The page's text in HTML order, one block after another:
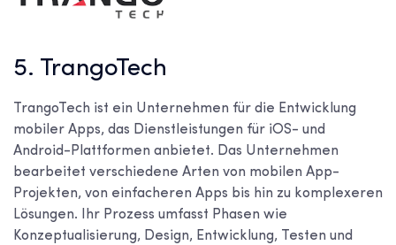
5. TrangoTech
TrangoTech ist ein Unternehmen für die Entwicklung
mobiler Apps, das Dienstleistungen für iOS- und
Android-Plattformen anbietet. Das Unternehmen
bearbeitet verschiedene Arten von mobilen App-
Projekten, von einfacheren Apps bis hin zu komplexeren
Lösungen. Ihr Prozess umfasst Phasen wie
Konzeptualisierung, Design, Entwicklung, Testen und